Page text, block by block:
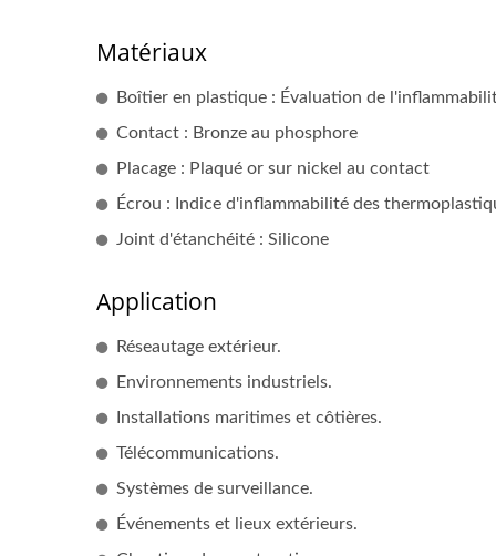
Matériaux
Boîtier en plastique : Évaluation de
Contact : Bronze au phosphore
Placage : Plaqué or sur nickel au contact
Écrou : Indice d'inflammabilité des
Joint d'étanchéité : Silicone
Application
Réseautage extérieur.
Environnements industriels.
Installations maritimes et côtières.
Télécommunications.
Systèmes de surveillance.
Événements et lieux extérieurs.